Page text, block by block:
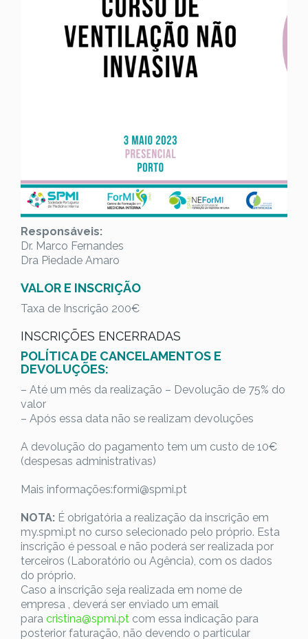
Responsáveis:
Dr. Marco Fernandes
Dra Piedade Amaro
VALOR E INSCRIÇÃO
Taxa de Inscrição 200€
INSCRIÇÕES ENCERRADAS
POLÍTICA DE CANCELAMENTOS E
DEVOLUÇÕES:
– Até um mês da realização – Devolução de 75% do
valor
– Após essa data não se realizam devoluções
A devolução do pagamento tem um custo de 10€
(despesas administrativas)
Mais informações:formi@spmi.pt
NOTA: É obrigatória a realização da inscrição em
my.spmi.pt no curso selecionado pelo próprio. Esta
inscrição é pessoal e não poderá ser realizada por
terceiros (Laboratório ou Agência), com os dados
do próprio.
Caso a inscrição seja realizada em nome de
empresa , deverá ser enviado um email
para cristina@spmi.pt com essa indicação para
posterior faturação, não devendo o particular